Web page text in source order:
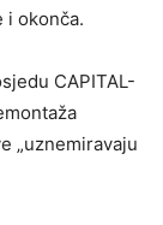
i okonča.
CAPITAL-
„uznemiravaju